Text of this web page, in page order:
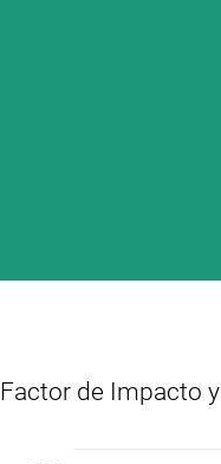
Factor de Impacto